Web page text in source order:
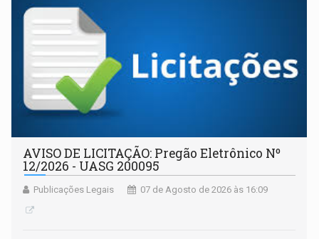
AVISO DE LICITAÇÃO: Pregão Eletrônico Nº
12/2026 - UASG 200095
Publicações Legais 07 de Agosto de 2026 às 16:09